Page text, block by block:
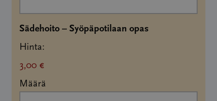
Sädehoito – Syöpäpotilaan opas
Hinta:
3,00 €
Määrä